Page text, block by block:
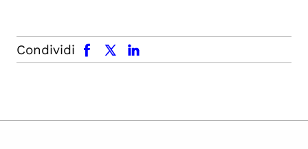
Condividi
facebook x.com linkedin